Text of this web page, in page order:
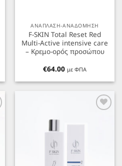
ΑΝΑΠΛΑΣΗ-ΑΝΑΔΟΜΗΣΗ
F-SKIN Total Reset Red
Multi-Active intensive care
– Κρεμο-ορός προσώπου
€64.00 με ΦΠΑ
Προσθήκη